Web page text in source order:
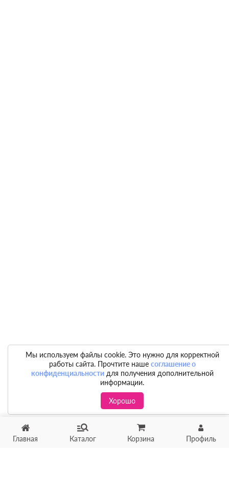
Главная Каталог Корзина Профиль
Мы используем файлы cookie. Это нужно для корректной
работы сайта. Прочтите наше соглашение о
конфиденциальностидля получения дополнительной
информации.
Хорошо